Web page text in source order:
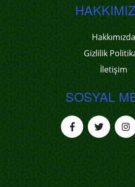
Hakkımızda
Gizlilik
İletişim
SOSYAL